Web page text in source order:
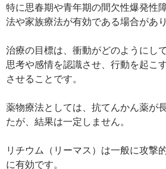
特に思春期や青年期の間欠性爆発性
法や家族療法が有効である場合があり
治療の目標は、衝動がどのようにし
思考や感情を認識させ、行動を起こ
させることです。
薬物療法としては、抗てんかん薬が
たが、結果は一定しません。
リチウム（リーマス）は一般に攻撃
に有効です。